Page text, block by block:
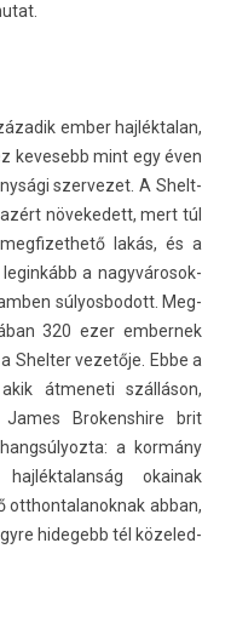
ember haj­léktalan,
kevesebb mint egy éven
szer­vezet. A Shelt­
növekedett, mert túl
lakás, és a
a nagyvárosok­
súlyos­bodott. Meg­
320 ezer em­ber­nek
Shelt­er vezetője. Ebbe a
átmeneti szálláson,
Brokenshire brit
a kormány
okainak
otthon­talanok­nak abban,
hidegebb tél közeled­